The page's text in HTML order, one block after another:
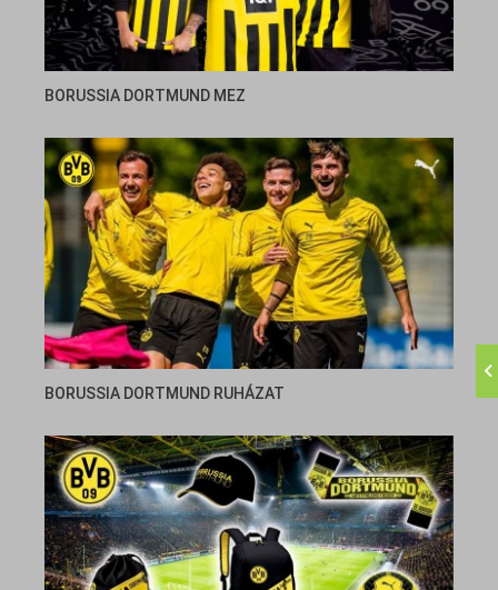
BORUSSIA DORTMUND MEZ
BORUSSIA DORTMUND RUHÁZAT